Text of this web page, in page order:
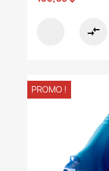
compare_arrows
PROMO !